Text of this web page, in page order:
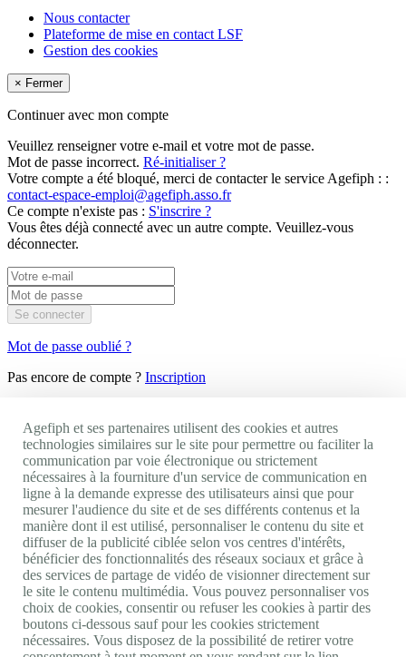
Nous contacter
Plateforme de mise en contact LSF
Gestion des cookies
× Fermer
Continuer avec mon compte
Veuillez renseigner votre e-mail et votre mot de passe.
Mot de passe incorrect. Ré-initialiser ?
Votre compte a été bloqué, merci de contacter le service Agefiph : :
contact-espace-emploi@agefiph.asso.fr
Ce compte n'existe pas : S'inscrire ?
Vous êtes déjà connecté avec un autre compte. Veuillez-vous
déconnecter.
Se connecter
Mot de passe oublié ?
Pas encore de compte ? Inscription
Votre CV ne peut pas excéder la taille de 2 Mo.
Votre CV doit être un fichier texte ou image (extension .pdf, .txt,
.odt, .rtf, .doc, .docx, .jpeg, .jpg, .png, .tiff, .tif).
Je dépose mon CVLe CV ne
peut excéder 2Mo et doit être un fichier texte ou image (extension
.pdf, .txt, .odt, .rtf, .doc, .docx, .jpeg, .jpg, .png, .tiff, .tif).
Un compte existe déjà avec l'email de ce CV.
Je renseigne mon e-mail :
OK
Déjà membre Agefiph ?Connexion
Agefiph et ses partenaires utilisent des cookies et autres
technologies similaires sur le site pour permettre ou faciliter la
communication par voie électronique ou strictement
nécessaires à la fourniture d'un service de communication en
ligne à la demande expresse des utilisateurs ainsi que pour
mesurer l'audience du site et de ses différents contenus et la
manière dont il est utilisé, personnaliser le contenu du site et
diffuser de la publicité ciblée selon vos centres d'intérêts,
bénéficier des fonctionnalités des réseaux sociaux et grâce à
des services de partage de vidéo de visionner directement sur
le site le contenu multimédia. Vous pouvez personnaliser vos
choix de cookies, consentir ou refuser les cookies à partir des
boutons ci-dessous sauf pour les cookies strictement
nécessaires. Vous disposez de la possibilité de retirer votre